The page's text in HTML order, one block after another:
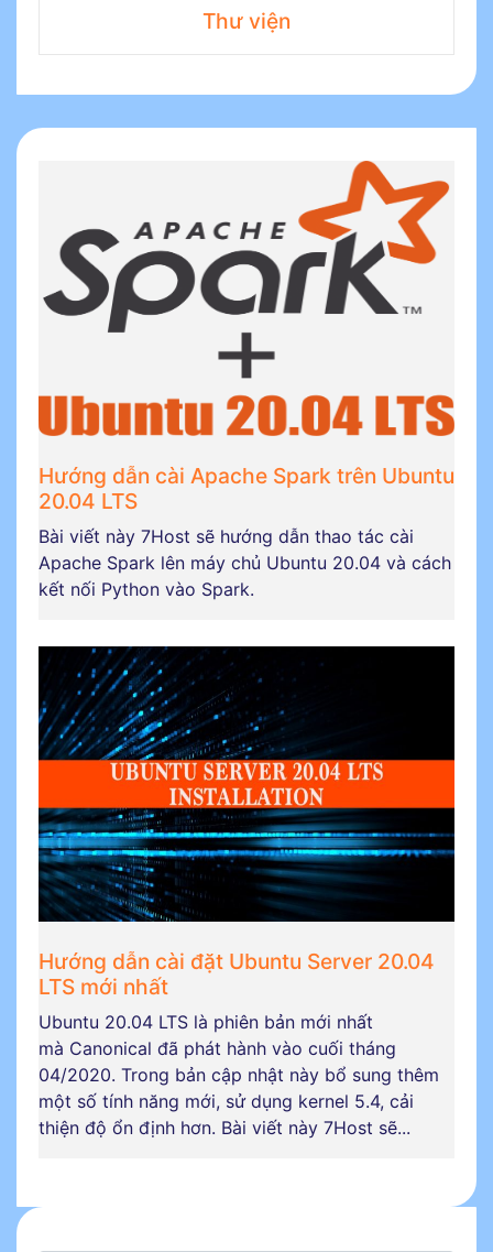
Thư viện
Hướng dẫn cài Apache Spark trên Ubuntu
20.04 LTS
Bài viết này 7Host sẽ hướng dẫn thao tác cài
Apache Spark lên máy chủ Ubuntu 20.04 và cách
kết nối Python vào Spark.
Hướng dẫn cài đặt Ubuntu Server 20.04
LTS mới nhất
Ubuntu 20.04 LTS là phiên bản mới nhất
mà Canonical đã phát hành vào cuối tháng
04/2020. Trong bản cập nhật này bổ sung thêm
một số tính năng mới, sử dụng kernel 5.4, cải
thiện độ ổn định hơn. Bài viết này 7Host sẽ...